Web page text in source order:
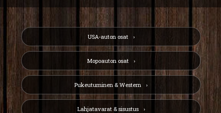
USA-auton osat
Mopoauton osat
Pukeutuminen & Western
Lahjatavarat & sisustus